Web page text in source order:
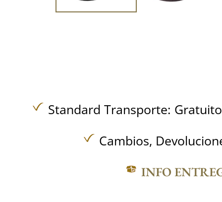
Standard Transporte:
Cambios,
INFO